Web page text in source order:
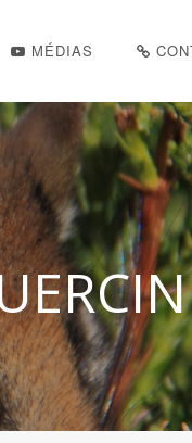
MÉDIAS